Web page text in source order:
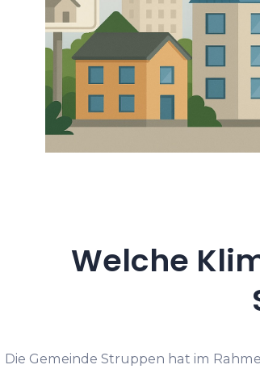
Welche
Die Gemeinde Struppen hat im